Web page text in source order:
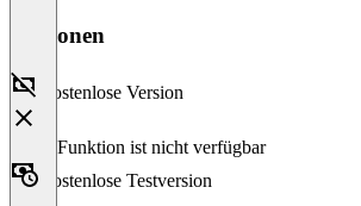
Versionen
Kostenlose Version
Diese Funktion ist nicht verfügbar
Kostenlose Testversion